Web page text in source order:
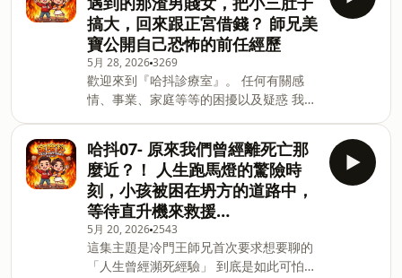
以下平台也可以聽到我們的P
吧！ 📅 每週四固定更新 📱 更多主持人的
生活日常請追蹤Instagram 美寶
ihua_chen 師兄 jus0924 月嫂 麗貞阿姨
lizhen1829 💌 合作邀約聯繫
meatmuq@gmail.com 📻 以下平台也可
以聽到我們的Podcast Apple Podcast :
https://reurl.cc/xWv15e Soundon :
https://reurl.cc/kpyqx3 Spotify :
https://reurl.cc/ppvZlb KKBOX :
https://reu
搞大，回來跟正宮借錢？ 師兄美
寶公開自己恐怖的前任經歷
5月 28, 20263269
歡迎來到『哈抖診療室』。 任何有關感
情、事業、家庭等等的困擾以及疑惑 我們
今天網友們投稿了一些匪夷所思的戀愛奇
事， 精彩程度堪比藍色蜘蛛網。 讓我們
一起聽下去吧！ 📅 每週四固定更新 📱 更
多主持人的生活日常請追蹤Instagram 美
寶 ihua_chen 師兄 jus0924 💌 合作邀約
聯繫 meatmuq@gmail.com 📻 以下平台
也可以聽到我們的Podcast Apple
Podcast : https://reurl.cc/xWv15e
哈抖07- 原來我們曾經離死亡那
麼近？！ 人生跑馬燈的驚險時
刻，小孩被困在坍方的道路中，
等待直升機來救援…
5月 20, 20262543
這集主題是冷門王師兄首次要求想要聊的
「人生曾經瀕死經驗」 到底是如此可怕的